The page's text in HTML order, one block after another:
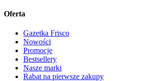
Oferta
Gazetka Frisco
Nowości
Promocje
Bestsellery
Nasze marki
Rabat na pierwsze zakupy